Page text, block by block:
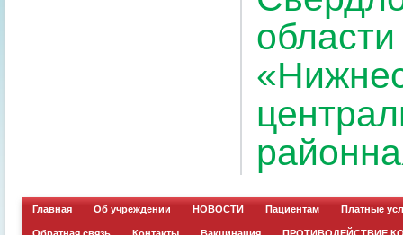
области
Главная Об учреждении НОВОСТИ Пациентам Платные